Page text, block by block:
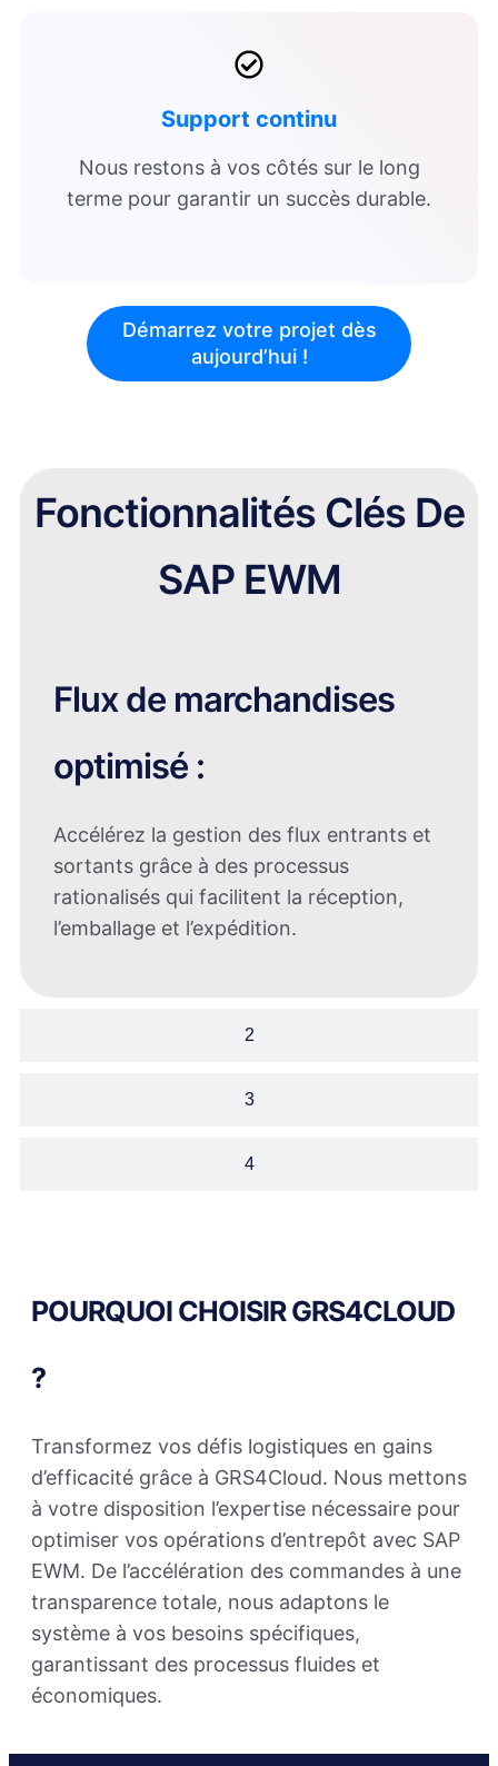
Support continu
Nous restons à vos côtés sur le long
terme pour garantir un succès durable.
Démarrez votre projet dès
aujourd’hui !
2
3
4
Fonctionnalités Clés De
SAP EWM
Flux de marchandises
optimisé :
Accélérez la gestion des flux entrants et
sortants grâce à des processus
rationalisés qui facilitent la réception,
l’emballage et l’expédition.
POURQUOI CHOISIR GRS4CLOUD
?
Transformez vos défis logistiques en gains
d’efficacité grâce à GRS4Cloud. Nous mettons
à votre disposition l’expertise nécessaire pour
optimiser vos opérations d’entrepôt avec SAP
EWM. De l’accélération des commandes à une
transparence totale, nous adaptons le
système à vos besoins spécifiques,
garantissant des processus fluides et
économiques.